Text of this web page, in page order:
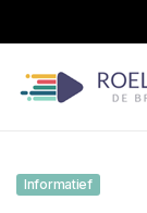
Informatief